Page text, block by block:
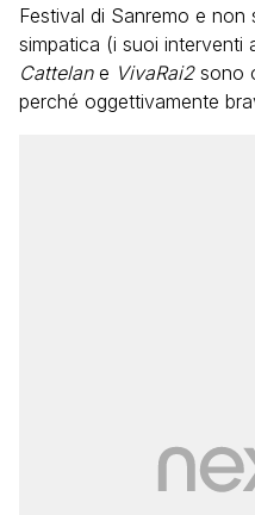
Festival di Sanremo e
simpatica (i suoi interventi
Cattelane VivaRai2sono
perché oggettivamente